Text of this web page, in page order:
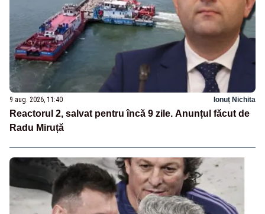
9 aug. 2026, 11:40 Ionuț Nichita
Reactorul 2, salvat pentru încă 9 zile. Anunțul făcut de
Radu Miruță